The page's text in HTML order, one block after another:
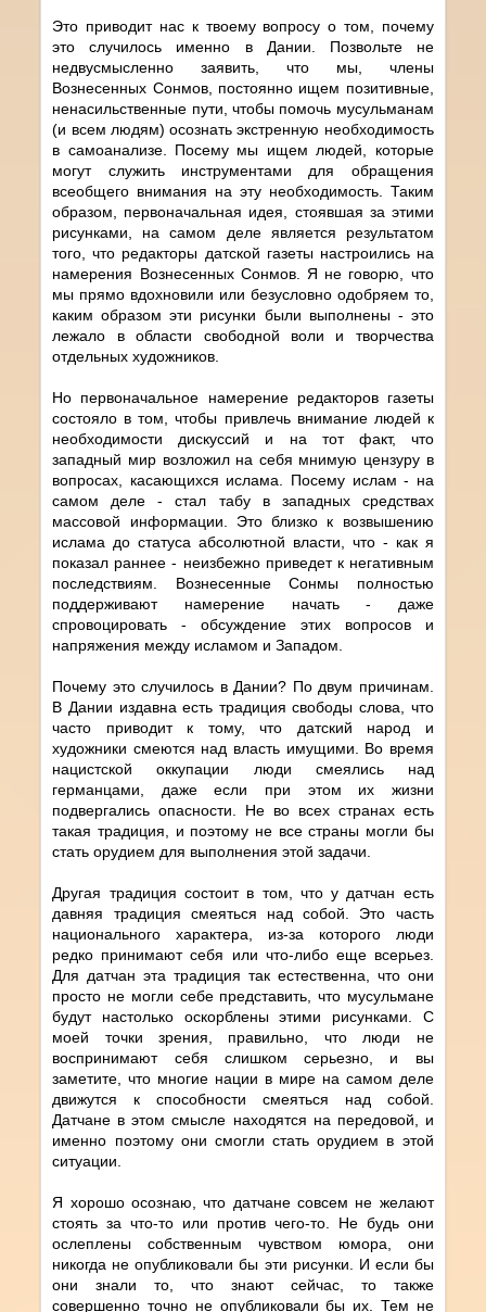
Это приводит нас к твоему вопросу о том, почему
это случилось именно в Дании. Позвольте не
недвусмысленно заявить, что мы, члены
Вознесенных Сонмов, постоянно ищем позитивные,
ненасильственные пути, чтобы помочь мусульманам
(и всем людям) осознать экстренную необходимость
в самоанализе. Посему мы ищем людей, которые
могут служить инструментами для обращения
всеобщего внимания на эту необходимость. Таким
образом, первоначальная идея, стоявшая за этими
рисунками, на самом деле является результатом
того, что редакторы датской газеты настроились на
намерения Вознесенных Сонмов. Я не говорю, что
мы прямо вдохновили или безусловно одобряем то,
каким образом эти рисунки были выполнены - это
лежало в области свободной воли и творчества
отдельных художников.
Но первоначальное намерение редакторов газеты
состояло в том, чтобы привлечь внимание людей к
необходимости дискуссий и на тот факт, что
западный мир возложил на себя мнимую цензуру в
вопросах, касающихся ислама. Посему ислам - на
самом деле - стал табу в западных средствах
массовой информации. Это близко к возвышению
ислама до статуса абсолютной власти, что - как я
показал раннее - неизбежно приведет к негативным
последствиям. Вознесенные Сонмы полностью
поддерживают намерение начать - даже
спровоцировать - обсуждение этих вопросов и
напряжения между исламом и Западом.
Почему это случилось в Дании? По двум причинам.
В Дании издавна есть традиция свободы слова, что
часто приводит к тому, что датский народ и
художники смеются над власть имущими. Во время
нацистской оккупации люди смеялись над
германцами, даже если при этом их жизни
подвергались опасности. Не во всех странах есть
такая традиция, и поэтому не все страны могли бы
стать орудием для выполнения этой задачи.
Другая традиция состоит в том, что у датчан есть
давняя традиция смеяться над собой. Это часть
национального характера, из-за которого люди
редко принимают себя или что-либо еще всерьез.
Для датчан эта традиция так естественна, что они
просто не могли себе представить, что мусульмане
будут настолько оскорблены этими рисунками. С
моей точки зрения, правильно, что люди не
воспринимают себя слишком серьезно, и вы
заметите, что многие нации в мире на самом деле
движутся к способности смеяться над собой.
Датчане в этом смысле находятся на передовой, и
именно поэтому они смогли стать орудием в этой
ситуации.
Я хорошо осознаю, что датчане совсем не желают
стоять за что-то или против чего-то. Не будь они
ослеплены собственным чувством юмора, они
никогда не опубликовали бы эти рисунки. И если бы
они знали то, что знают сейчас, то также
совершенно точно не опубликовали бы их. Тем не